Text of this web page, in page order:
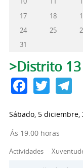
17
18
24
25
31
Solapas
>Distrito
Sábado, 5 diciembre,
Ás 19.00 horas
Actividades